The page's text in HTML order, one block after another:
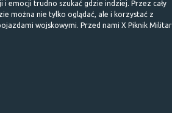
i emocji trudno szukać gdzie indziej. Przez cały
można nie tylko oglądać, ale i korzystać z
wojskowymi. Przed nami X Piknik